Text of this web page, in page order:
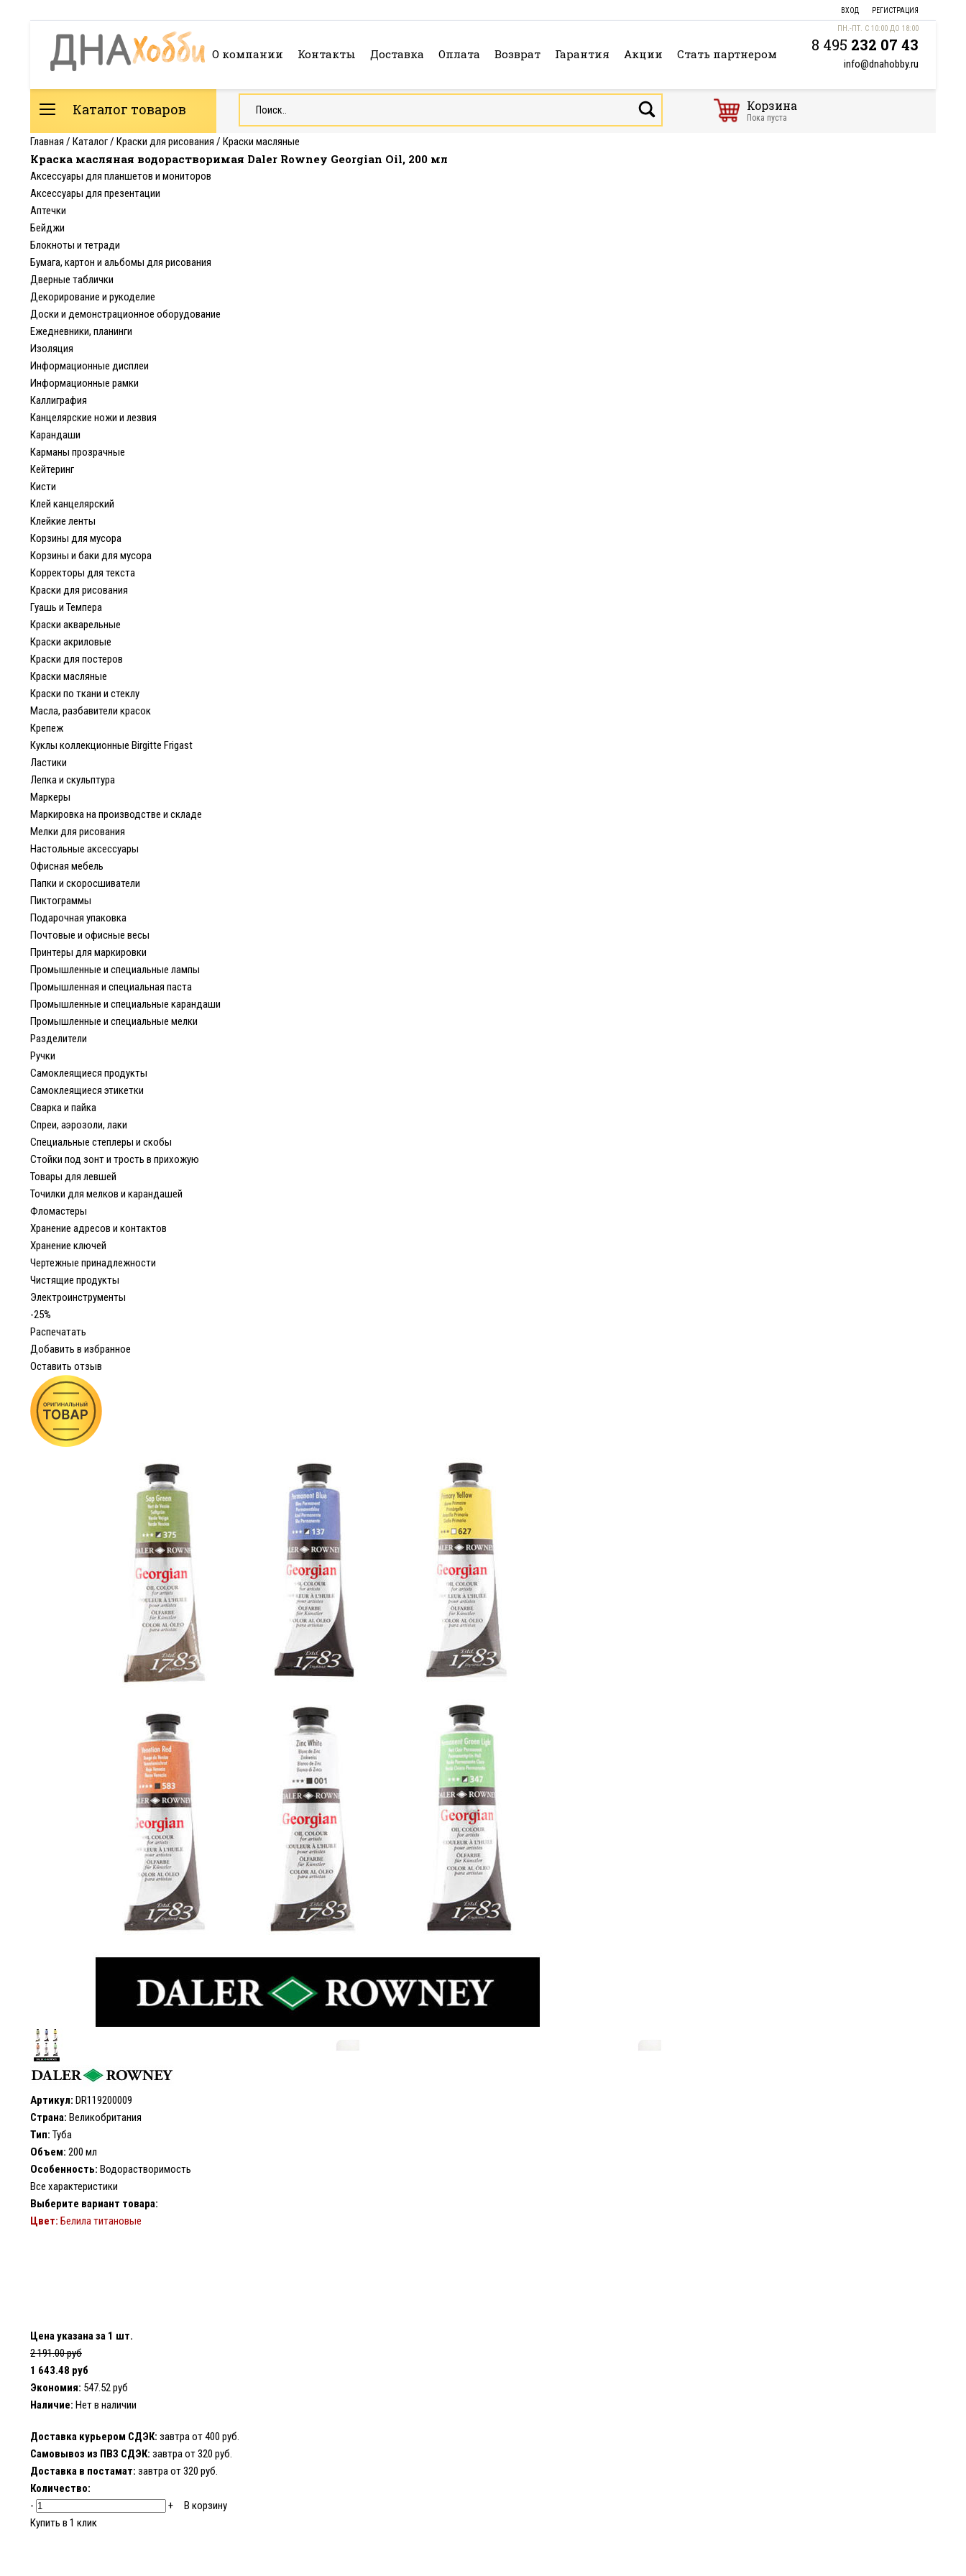
ВХОД РЕГИСТРАЦИЯ
О компании Контакты Доставка Оплата Возврат Гарантия Акции Стать партнером
ПН.-ПТ. С 10:00 ДО 18:00
8 495 232 07 43
info@dnahobby.ru
Каталог товаров Корзина
Пока пуста
Главная / Каталог/ Краски для рисования / Краски масляные
Краска масляная водорастворимая Daler Rowney Georgian Oil, 200 мл
Аксессуары для планшетов и мониторов
Аксессуары для презентации
Аптечки
Бейджи
Блокноты и тетради
Бумага, картон и альбомы для рисования
Дверные таблички
Декорирование и рукоделие
Доски и демонстрационное оборудование
Ежедневники, планинги
Изоляция
Информационные дисплеи
Информационные рамки
Каллиграфия
Канцелярские ножи и лезвия
Карандаши
Карманы прозрачные
Кейтеринг
Кисти
Клей канцелярский
Клейкие ленты
Корзины для мусора
Корзины и баки для мусора
Корректоры для текста
Краски для рисования
Гуашь и Темпера
Краски акварельные
Краски акриловые
Краски для постеров
Краски масляные
Краски по ткани и стеклу
Масла, разбавители красок
Крепеж
Куклы коллекционные Birgitte Frigast
Ластики
Лепка и скульптура
Маркеры
Маркировка на производстве и складе
Мелки для рисования
Настольные аксессуары
Офисная мебель
Папки и скоросшиватели
Пиктограммы
Подарочная упаковка
Почтовые и офисные весы
Принтеры для маркировки
Промышленные и специальные лампы
Промышленная и специальная паста
Промышленные и специальные карандаши
Промышленные и специальные мелки
Разделители
Ручки
Самоклеящиеся продукты
Самоклеящиеся этикетки
Сварка и пайка
Спреи, аэрозоли, лаки
Специальные степлеры и скобы
Стойки под зонт и трость в прихожую
Товары для левшей
Точилки для мелков и карандашей
Фломастеры
Хранение адресов и контактов
Хранение ключей
Чертежные принадлежности
Чистящие продукты
Электроинструменты
-25%
Распечатать
Добавить в избранное
Оставить отзыв
Артикул: DR119200009
Страна: Великобритания
Тип: Туба
Объем: 200 мл
Особенность: Водорастворимость
Все характеристики
Выберите вариант товара:
Цвет: Белила титановые
Цена указана за 1 шт.
2 191.00 руб
1 643.48 руб
Экономия: 547.52 руб
Наличие: Нет в наличии
Доставка курьером СДЭК: завтра от 400 руб.
Самовывоз из ПВЗ СДЭК: завтра от 320 руб.
Доставка в постамат: завтра от 320 руб.
Количество:
-
+
В корзину
Купить в 1 клик